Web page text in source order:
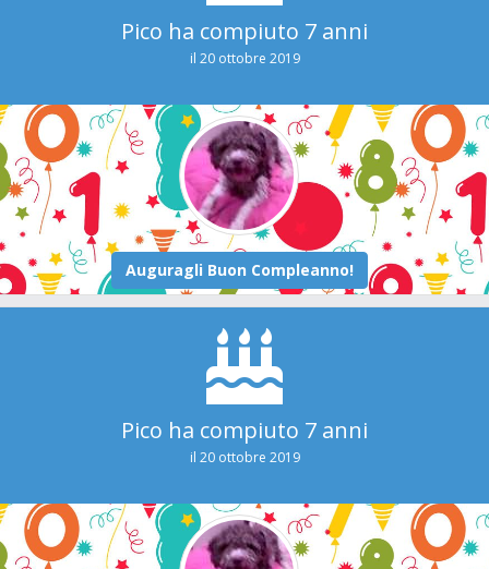
Pico ha compiuto 7 anni
il 20 ottobre 2019
Pico ha compiuto 7 anni
il 20 ottobre 2019